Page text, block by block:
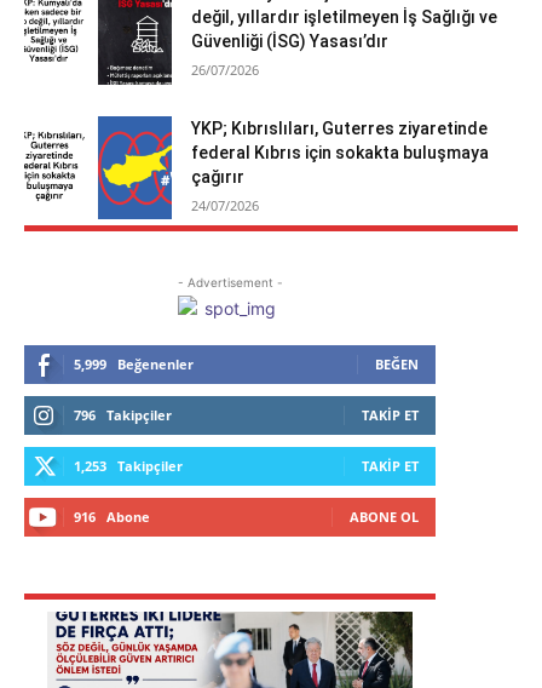
değil, yıllardır işletilmeyen İş Sağlığı ve
Güvenliği (İSG) Yasası’dır
26/07/2026
YKP; Kıbrıslıları, Guterres ziyaretinde
federal Kıbrıs için sokakta buluşmaya
çağırır
24/07/2026
- Advertisement -
5,999 Beğenenler BEĞEN
796 Takipçiler TAKIP ET
1,253 Takipçiler TAKIP ET
916 Abone ABONE OL